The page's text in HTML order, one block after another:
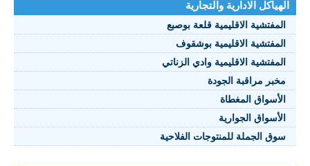
الهياكل الادارية والتجارية
المفتشية الاقليمية قلعة بوصبع
المفتشية الاقليمية بوشقوف
المفتشية الاقليمية وادي الزناتي
مخبر مراقبة الجودة
الأسواق المغطاة
الأسواق الجوارية
سوق الجملة للمنتوجات الفلاحية